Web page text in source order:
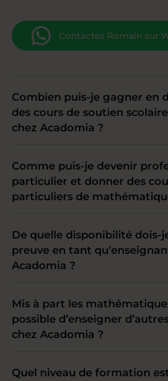
Contactez Romain sur
Combien puis-je gagner en
des cours de soutien
chez Acadomia ?
Comme puis-je devenir
particulier et donner des
particuliers de
De quelle disponibilité dois-
preuve en tant
Acadomia ?
Mis à part les
possible d’enseigner
chez Acadomia ?
Quel niveau de formation